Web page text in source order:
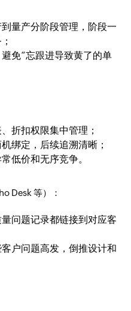
量产分阶段管理，阶段一
免“忘跟进导致黄了的单
折扣权限集中管理；
绑定，后续追溯清晰；
低价和无序竞争。
Desk 等）：
问题记录都链接到对应客
户问题高发，倒推设计和